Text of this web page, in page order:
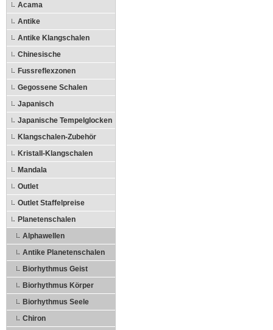
Acama
Antike
Antike Klangschalen
Chinesische
Fussreflexzonen
Gegossene Schalen
Japanisch
Japanische Tempelglocken
Klangschalen-Zubehör
Kristall-Klangschalen
Mandala
Outlet
Outlet Staffelpreise
Planetenschalen
Alphawellen
Antike Planetenschalen
Biorhythmus Geist
Biorhythmus Körper
Biorhythmus Seele
Chiron